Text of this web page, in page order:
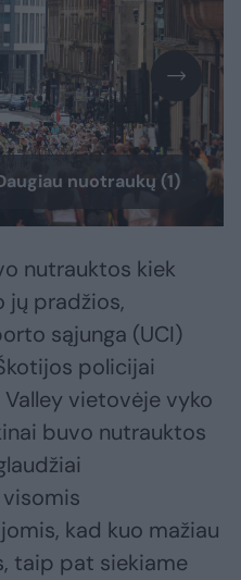
nuotraukų (1)
nutrauktos kiek
jų pradžios,
sąjunga (UCI)
policijai
vietovėje vyko
buvo nutrauktos
kad kuo mažiau
taip pat siekiame